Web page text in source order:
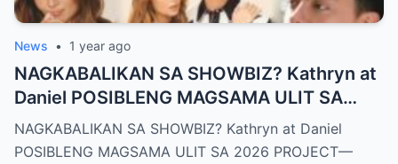
News • 1 year ago
NAGKABALIKAN SA SHOWBIZ? Kathryn at
Daniel POSIBLENG MAGSAMA ULIT SA
2026 PROJECT—TAGA-SUBAYBAY,
NAIIYAK SA TUWA!
NAGKABALIKAN SA SHOWBIZ? Kathryn at Daniel
POSIBLENG MAGSAMA ULIT SA 2026 PROJECT—